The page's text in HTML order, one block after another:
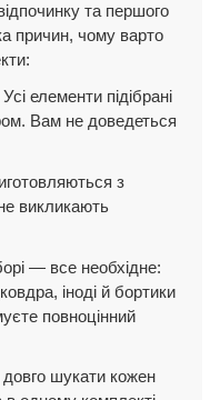
та першого
причин, чому варто
Усі елементи підібрані
Вам не доведеться
з
викликають
— все необхідне:
іноді й бортики
повноцінний
довго шукати кожен